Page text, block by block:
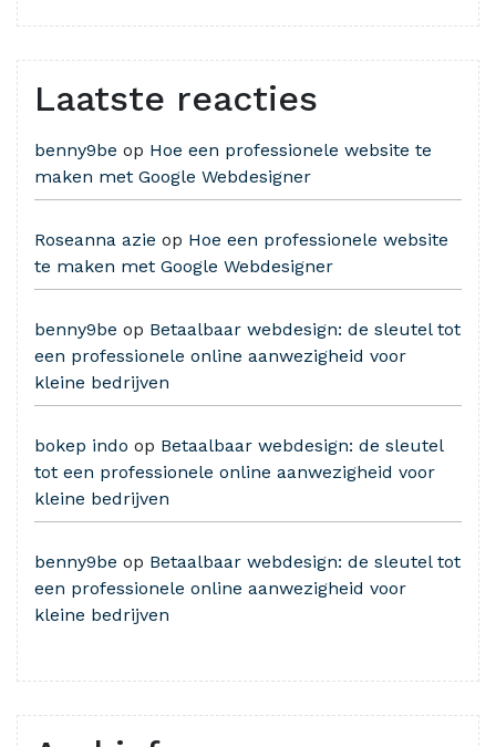
Laatste reacties
benny9be op Hoe een professionele website te
maken met Google Webdesigner
Roseanna azie op Hoe een professionele website
te maken met Google Webdesigner
benny9be op Betaalbaar webdesign: de sleutel tot
een professionele online aanwezigheid voor
kleine bedrijven
bokep indo op Betaalbaar webdesign: de sleutel
tot een professionele online aanwezigheid voor
kleine bedrijven
benny9be op Betaalbaar webdesign: de sleutel tot
een professionele online aanwezigheid voor
kleine bedrijven